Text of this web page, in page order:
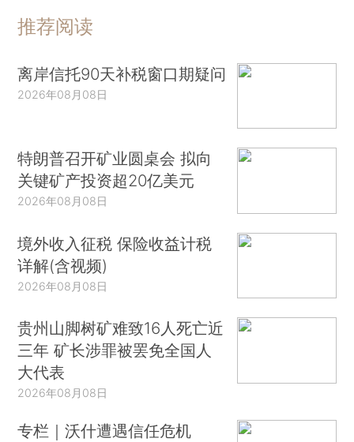
推荐阅读
离岸信托90天补税窗口期疑问
2026年08月08日
特朗普召开矿业圆桌会 拟向
关键矿产投资超20亿美元
2026年08月08日
境外收入征税 保险收益计税
详解(含视频)
2026年08月08日
贵州山脚树矿难致16人死亡近
三年 矿长涉罪被罢免全国人
大代表
2026年08月08日
专栏｜沃什遭遇信任危机